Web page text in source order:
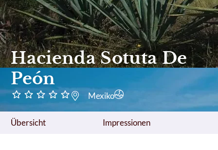
Hacienda Sotuta De
Peón
Mexiko
Übersicht Impressionen